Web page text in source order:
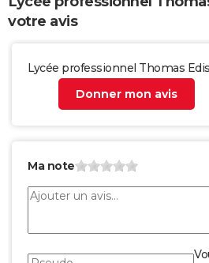
votre avis
Lycée professionnel Thomas
Donner mon avis
Ma note